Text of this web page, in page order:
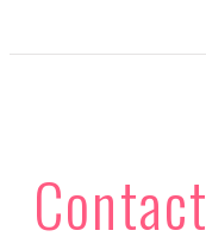
Contact